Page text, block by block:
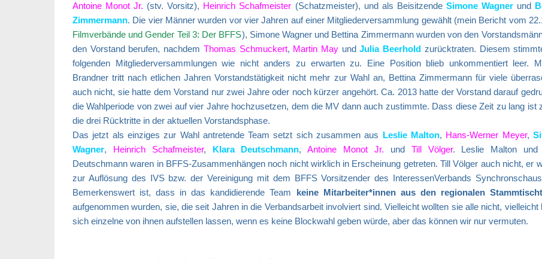
Antoine Monot Jr. (stv. Vorsitz), Heinrich Schafmeister (Schatzmeister), und als Beisitzende Simone Wagnerund
Zimmermann. Die vier Männer wurden vor vier Jahren auf einer Mitgliederversammlung gewählt (mein Bericht vom
Filmverbände und Gender Teil 3: Der BFFS), Simone Wagner und Bettina Zimmermann wurden von den
den Vorstand berufen, nachdem Thomas Schmuckert, Martin May undJulia Beerhold zurücktraten. Diesem
folgenden Mitgliederversammlungen wie nicht anders zu erwarten zu. Eine Position blieb unkommentiert leer.
Brandner tritt nach etlichen Jahren Vorstandstätigkeit nicht mehr zur Wahl an, Bettina Zimmermann für viele
auch nicht, sie hatte dem Vorstand nur zwei Jahre oder noch kürzer angehört. Ca. 2013 hatte der Vorstand darauf
die Wahlperiode von zwei auf vier Jahre hochzusetzen, dem die MV dann auch zustimmte. Dass diese Zeit zu lang ist
die drei Rücktritte in der aktuellen Vorstandsphase.
Das jetzt als einziges zur Wahl antretende Team setzt sich zusammen aus Leslie Malton, Hans-Werner Meyer,
Wagner, Heinrich Schafmeister, Klara Deutschmann,Antoine Monot Jr. und Till Völger. Leslie Malton und
Deutschmann waren in BFFS-Zusammenhängen noch nicht wirklich in Erscheinung getreten. Till Völger auch nicht, er
zur Auflösung des IVS bzw. der Vereinigung mit dem BFFS Vorsitzender des InteressenVerbands
Bemerkenswert ist, dass in das kandidierende Team keine Mitarbeiter*innen aus den regionalen
aufgenommen wurden, sie, die seit Jahren in die Verbandsarbeit involviert sind. Vielleicht wollten sie alle nicht, vielleicht
sich einzelne von ihnen aufstellen lassen, wenn es keine Blockwahl geben würde, aber das können wir nur vermuten.